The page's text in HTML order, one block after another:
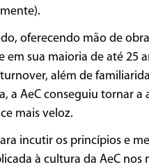
oferecendo mão de
em sua maioria de até 25
além de
a AeC conseguiu tornar a
mais veloz.
incutir os princípios e
à cultura da AeC nos